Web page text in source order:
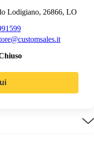
Lodigiano, 26866, LO